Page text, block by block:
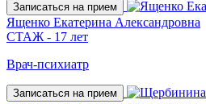
Записаться на прием
Ященко Екатерина Александровна
СТАЖ - 17 лет
Врач-психиатр
Записаться на прием